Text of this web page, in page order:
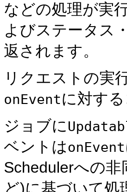
などの処理が実
よびステータス
返されます。
リクエストの実
onEventに対す
ジョブに
ベントはonEvent
Schedulerへの
ど)に基づいて処